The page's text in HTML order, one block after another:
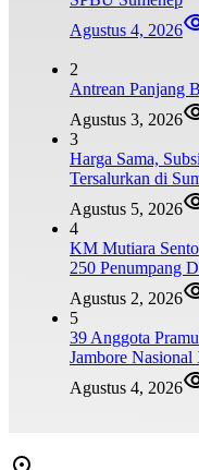
Agustus 4, 2026
2
Antrean Panjang
Agustus 3, 2026
3
Harga Sama,
Tersalurkan di
Agustus 5, 2026
4
KM Mutiara
250 Penumpang
Agustus 2, 2026
5
39 Anggota
Jambore
Agustus 4, 2026